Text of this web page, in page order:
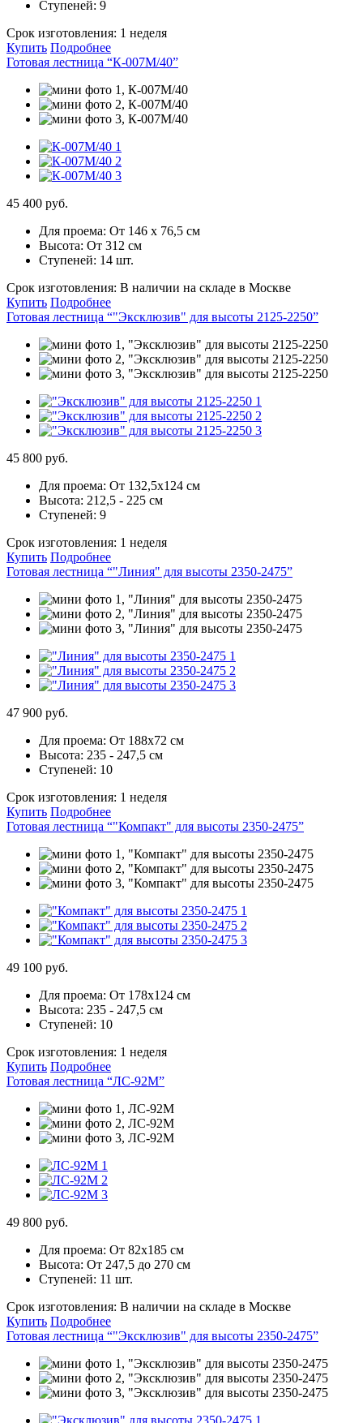
Ступеней: 9
Срок изготовления: 1 неделя
Купить Подробнее
Готовая лестница “К-007М/40”
45 400 руб.
Для проема: От 146 х 76,5 см
Высота: От 312 см
Ступеней: 14 шт.
Срок изготовления: В наличии на складе в Москве
Купить Подробнее
Готовая лестница “"Эксклюзив" для высоты 2125-2250”
45 800 руб.
Для проема: От 132,5х124 см
Высота: 212,5 - 225 см
Ступеней: 9
Срок изготовления: 1 неделя
Купить Подробнее
Готовая лестница “"Линия" для высоты 2350-2475”
47 900 руб.
Для проема: От 188х72 см
Высота: 235 - 247,5 см
Ступеней: 10
Срок изготовления: 1 неделя
Купить Подробнее
Готовая лестница “"Компакт" для высоты 2350-2475”
49 100 руб.
Для проема: От 178х124 см
Высота: 235 - 247,5 см
Ступеней: 10
Срок изготовления: 1 неделя
Купить Подробнее
Готовая лестница “ЛС-92М”
49 800 руб.
Для проема: От 82х185 см
Высота: От 247,5 до 270 см
Ступеней: 11 шт.
Срок изготовления: В наличии на складе в Москве
Купить Подробнее
Готовая лестница “"Эксклюзив" для высоты 2350-2475”